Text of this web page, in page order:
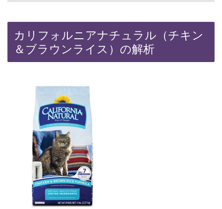
カリフォルニアナチュラル（チキン
＆ブラウンライス）の解析